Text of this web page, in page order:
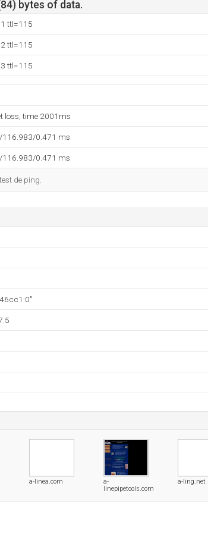
bytes of data.
ttl=115
ttl=115
ttl=115
loss, time 2001ms
0.471 ms
0.471 ms
de ping.
a-linea.com
a-
linepipetools.com
a-ling.net